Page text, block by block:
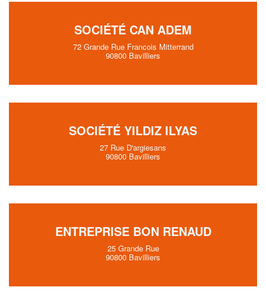
SOCIÉTÉ CAN ADEM
72 Grande Rue Francois Mitterrand
90800 Bavilliers
SOCIÉTÉ YILDIZ ILYAS
27 Rue D'argiesans
90800 Bavilliers
ENTREPRISE BON RENAUD
25 Grande Rue
90800 Bavilliers